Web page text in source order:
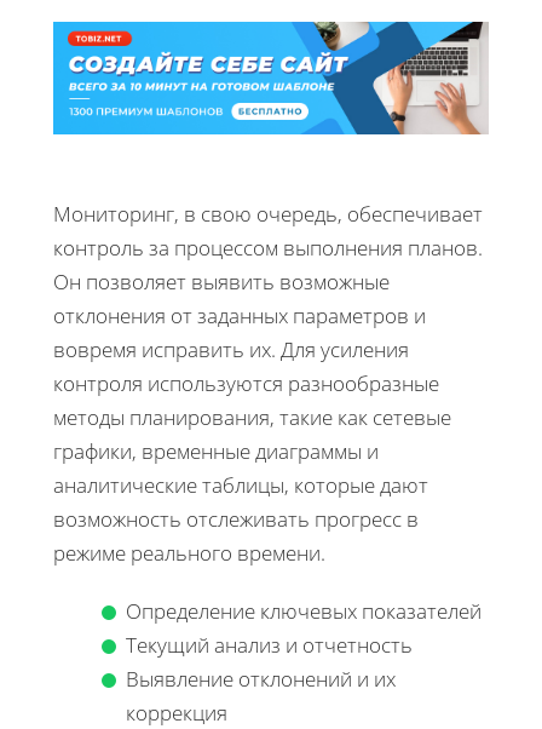
Мониторинг, в свою очередь, обеспечивает
контроль за процессом выполнения планов.
Он позволяет выявить возможные
отклонения от заданных параметров и
вовремя исправить их. Для усиления
контроля используются разнообразные
методы планирования, такие как сетевые
графики, временные диаграммы и
аналитические таблицы, которые дают
возможность отслеживать прогресс в
режиме реального времени.
Определение ключевых показателей
Текущий анализ и отчетность
Выявление отклонений и их
коррекция